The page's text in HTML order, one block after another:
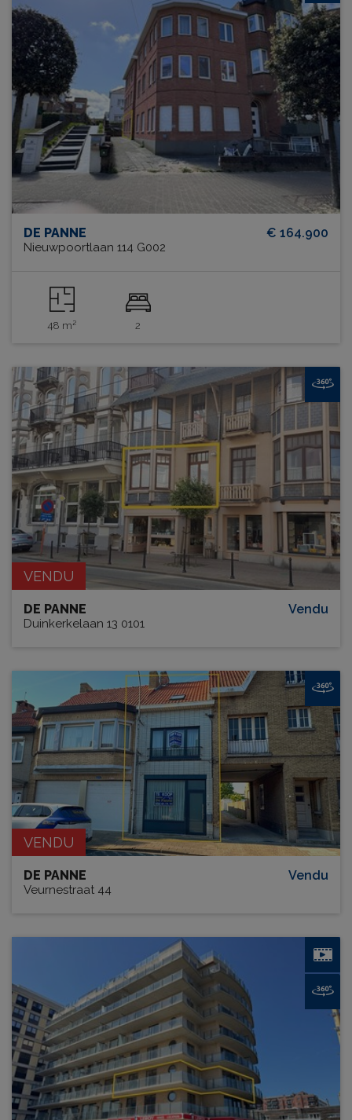
€ 164.900
DE PANNE
Nieuwpoortlaan 114 G002
48 m² 2
VENDU
Vendu
DE PANNE
Duinkerkelaan 13 0101
VENDU
Vendu
DE PANNE
Veurnestraat 44